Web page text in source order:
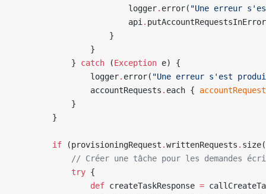
                        logger
. error( "Une erreur
                        api
.
                    }
                }
            }
catch (Exception e) {
                logger
. error( "Une erreur s'est
                accountRequests
. each { accountRequest
            }
        }
        if
(provisioningRequest .writtenRequests .
// Créer une tâche pour les demandes
            try
{
                def
createTaskResponse =